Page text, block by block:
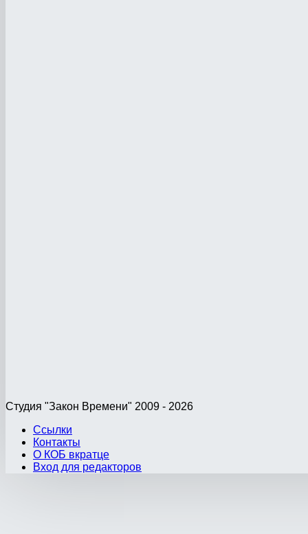
Студия "Закон Времени" 2009 - 2026
Ссылки
Контакты
О КОБ вкратце
Вход для редакторов